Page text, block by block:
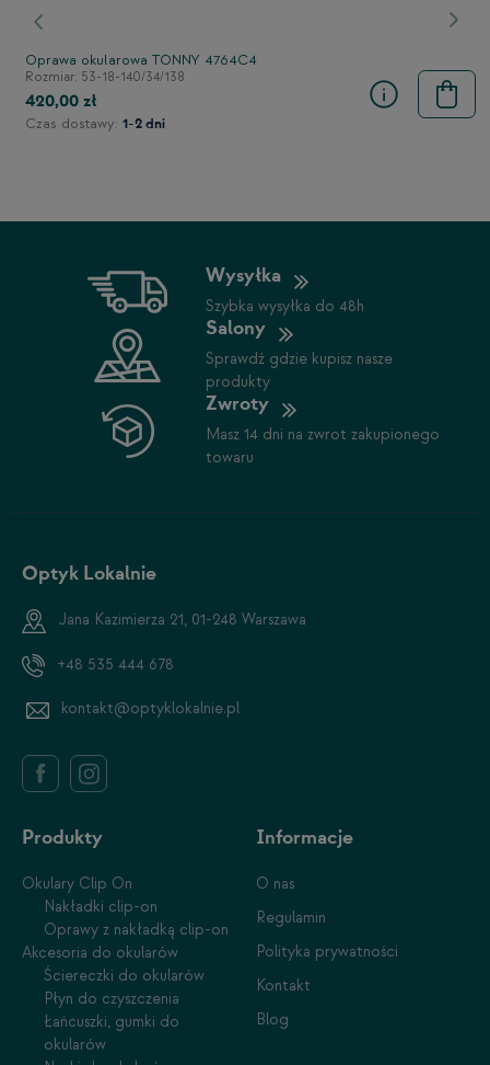
Poprzedni
Oprawa okularowa TONNY 4764C4
Rozmiar: 53-18-140/34/138
420,00 zł
Czas dostawy: 1-2 dni
Wysyłka
Szybka wysyłka do 48h
Salony
Sprawdź gdzie kupisz nasze
produkty
Zwroty
Masz 14 dni na zwrot zakupionego
towaru
Optyk Lokalnie
Jana Kazimierza 21, 01-248 Warszawa
+48 535 444 678
kontakt@optyklokalnie.pl
Produkty
Okulary Clip On
Nakładki clip-on
Oprawy z nakładką clip-on
Akcesoria do okularów
Ściereczki do okularów
Płyn do czyszczenia
Łańcuszki, gumki do
okularów
Informacje
O nas
Regulamin
Polityka prywatności
Kontakt
Blog